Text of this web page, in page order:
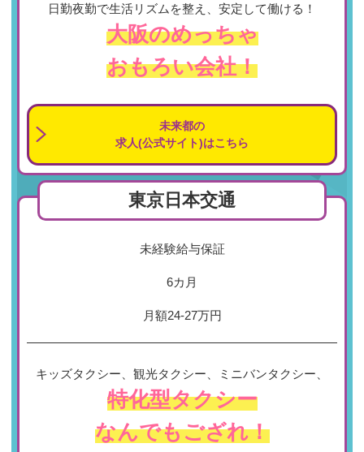
日勤夜勤で生活リズムを整え、安定して働ける！
大阪のめっちゃ
おもろい会社！
未来都の
求人(公式サイト)はこちら
東京日本交通
未経験給与保証
6カ月
月額24-27万円
キッズタクシー、観光タクシー、ミニバンタクシー、
特化型タクシー
なんでもござれ！